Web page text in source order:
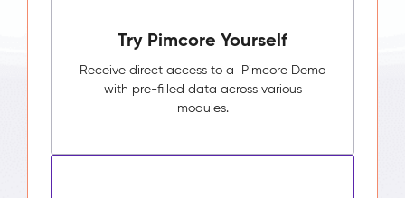
Try Pimcore Yourself
Receive direct access to a Pimcore Demo
with pre-filled data across various
modules.